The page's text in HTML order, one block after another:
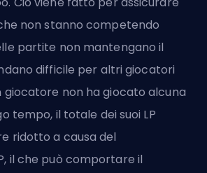
non stanno competendo
partite non mantengano il
difficile per altri giocatori
giocatore non ha giocato alcuna
tempo, il totale dei suoi LP
ridotto a causa del
il che può comportare il